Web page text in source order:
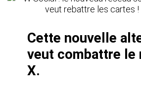
Cette nouvelle
veut combattre le
X.